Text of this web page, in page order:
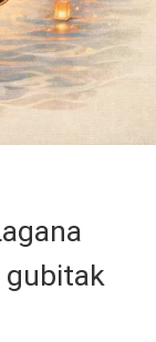
gubitak